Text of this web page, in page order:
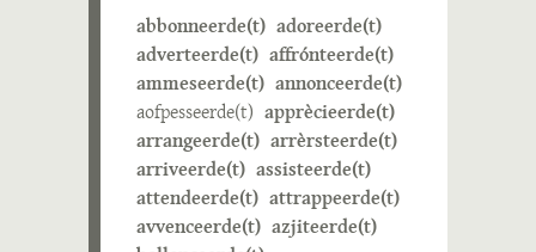
abbonneerde(t) adoreerde(t)
adverteerde(t) affrónteerde(t)
ammeseerde(t) annonceerde(t)
aofpesseerde(t) apprècieerde(t)
arrangeerde(t) arrèrsteerde(t)
arriveerde(t) assisteerde(t)
attendeerde(t) attrappeerde(t)
avvenceerde(t) azjiteerde(t)